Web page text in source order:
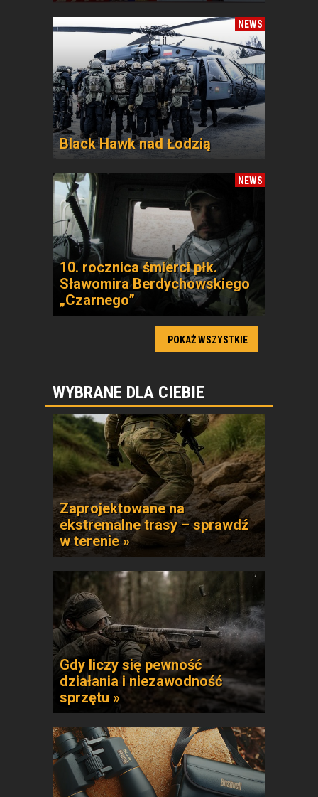
NEWS
Black Hawk nad Łodzią
NEWS
10. rocznica śmierci płk.
Sławomira Berdychowskiego
„Czarnego”
POKAŻ WSZYSTKIE
WYBRANE DLA CIEBIE
Zaprojektowane na
ekstremalne trasy – sprawdź
w terenie »
Gdy liczy się pewność
działania i niezawodność
sprzętu »